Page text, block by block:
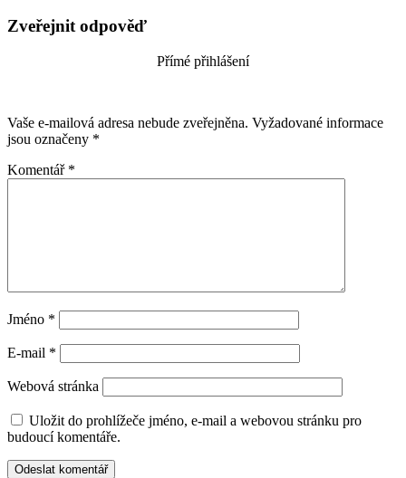
Zveřejnit odpověď
Přímé přihlášení
Vaše e-mailová adresa nebude zveřejněna. Vyžadované informace
jsou označeny *
Komentář *
Jméno *
E-mail *
Webová stránka
Uložit do prohlížeče jméno, e-mail a webovou stránku pro
budoucí komentáře.